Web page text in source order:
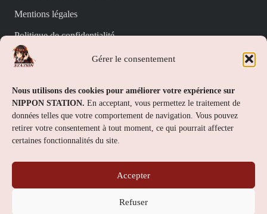
Gérer le consentement
Nous utilisons des cookies pour améliorer votre expérience sur
NIPPON STATION. En acceptant, vous permettez le traitement de
données telles que votre comportement de navigation. Vous pouvez
retirer votre consentement à tout moment, ce qui pourrait affecter
certaines fonctionnalités du site.
Accepter
Refuser
Mentions légales
Politique de confidentialité
Politique de cookies (UE)
Nippon Station
À propos
FAQs
Contact